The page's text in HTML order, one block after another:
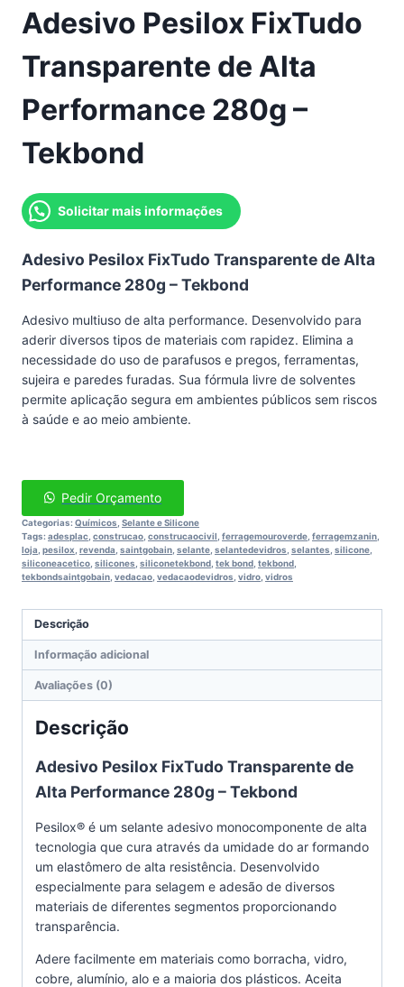
Adesivo Pesilox FixTudo
Transparente de Alta
Performance 280g –
Tekbond
Solicitar mais informações
Adesivo Pesilox FixTudo Transparente de Alta
Performance 280g – Tekbond
Adesivo multiuso de alta performance. Desenvolvido para
aderir diversos tipos de materiais com rapidez. Elimina a
necessidade do uso de parafusos e pregos, ferramentas,
sujeira e paredes furadas. Sua fórmula livre de solventes
permite aplicação segura em ambientes públicos sem riscos
à saúde e ao meio ambiente.
Pedir Orçamento
Categorias:Químicos Selante e Silicone
Tags:adesplac construcao construcaocivil ferragemouroverde ferragemzanin
loja pesilox revenda saintgobain selante selantedevidros selantes silicone
siliconeacetico silicones siliconetekbond tek bond tekbond
tekbondsaintgobain vedacao vedacaodevidros vidro vidros
Descrição
Informação adicional
Avaliações (0)
Descrição
Adesivo Pesilox FixTudo Transparente de
Alta Performance 280g – Tekbond
Pesilox® é um selante adesivo monocomponente de alta
tecnologia que cura através da umidade do ar formando
um elastômero de alta resistência. Desenvolvido
especialmente para selagem e adesão de diversos
materiais de diferentes segmentos proporcionando
transparência.
Adere facilmente em materiais como borracha, vidro,
cobre, alumínio, alo e a maioria dos plásticos. Aceita